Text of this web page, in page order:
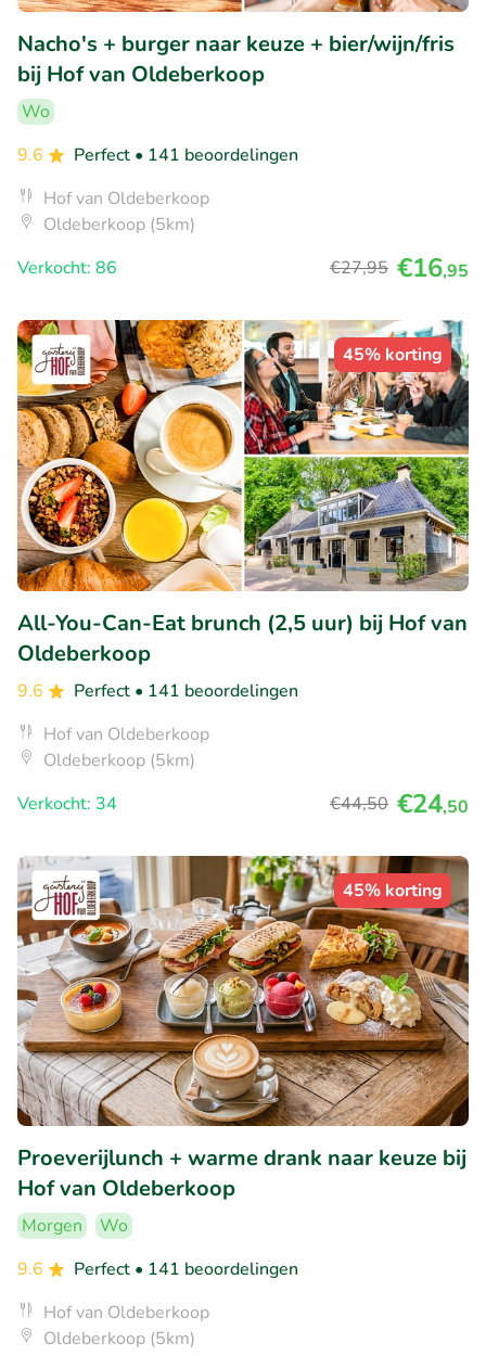
Nacho's + burger naar keuze + bier/wijn/fris
bij Hof van Oldeberkoop
Wo
9.6
Perfect • 141 beoordelingen
Hof van Oldeberkoop
Oldeberkoop (5km)
Verkocht: 86
€27,95 €16,95
45% korting
All-You-Can-Eat brunch (2,5 uur) bij Hof van
Oldeberkoop
9.6 Perfect • 141 beoordelingen
Hof van Oldeberkoop
Oldeberkoop (5km)
Verkocht: 34
€44,50 €24,50
45% korting
Proeverijlunch + warme drank naar keuze bij
Hof van Oldeberkoop
Morgen
Wo
9.6
Perfect • 141 beoordelingen
Hof van Oldeberkoop
Oldeberkoop (5km)